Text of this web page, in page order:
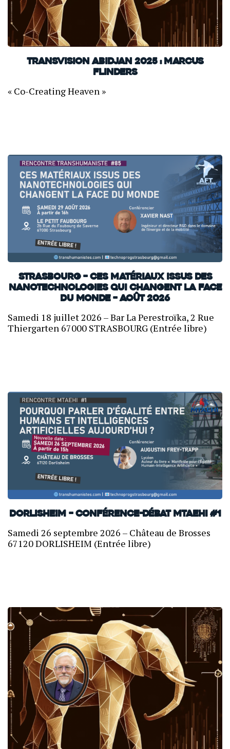
TransVision Abidjan 2025 : Marcus
Flinders
« Co-Creating Heaven »
Strasbourg – Ces matériaux issus des
nanotechnologies qui changent la face
du monde – Août 2026
Samedi 18 juillet 2026 – Bar La Perestroïka, 2 Rue
Thiergarten 67000 STRASBOURG (Entrée libre)
Dorlisheim – Conférence-débat MTAEHI #1
Samedi 26 septembre 2026 – Château de Brosses
67120 DORLISHEIM (Entrée libre)